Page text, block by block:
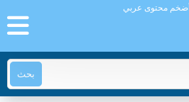
أضخم محتوى عربي
بحث